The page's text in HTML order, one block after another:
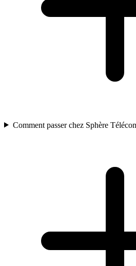
Comment passer chez Sphère